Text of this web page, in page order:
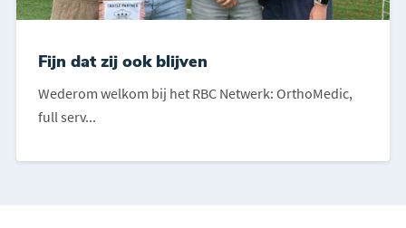
Fijn dat zij ook blijven
Wederom welkom bij het RBC Netwerk: OrthoMedic,
full serv...